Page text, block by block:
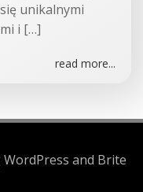
unikalnymi
i […]
read more...
and Brite